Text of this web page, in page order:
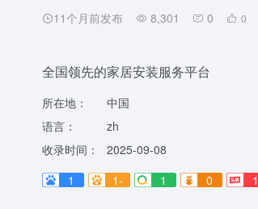
11个月前发布 8,301 0 0
全国领先的家居安装服务平台
所在地：
中国
语言：
zh
收录时间：
2025-09-08
1
1- 1 0 1